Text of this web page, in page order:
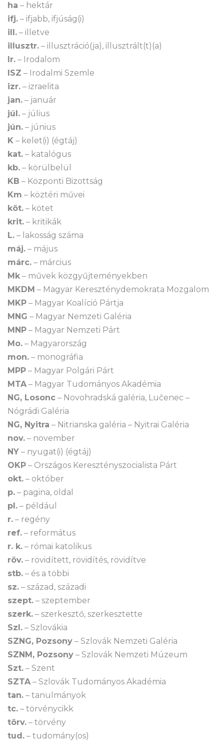
ha – hektár
ifj. – ifjabb, ifjúság(i)
ill. – illetve
illusztr. – illusztráció(ja), illusztrált(t)(a)
Ir. – Irodalom
ISZ – Irodalmi Szemle
izr. – izraelita
jan. – január
júl. – július
jún. – június
K – kelet(i) (égtáj)
kat. – katalógus
kb. – körülbelül
KB – Központi Bizottság
Km – köztéri művei
köt. – kötet
krit. – kritikák
L. – lakosság száma
máj. – május
márc. – március
Mk – művek közgyűjteményekben
MKDM – Magyar Kereszténydemokrata Mozgalom
MKP – Magyar Koalíció Pártja
MNG – Magyar Nemzeti Galéria
MNP – Magyar Nemzeti Párt
Mo. – Magyarország
mon. – monográfia
MPP – Magyar Polgári Párt
MTA– Magyar Tudományos Akadémia
NG, Losonc – Novohradská galéria, Lučenec –
Nógrádi Galéria
NG, Nyitra – Nitrianska galéria – Nyitrai Galéria
nov. – november
NY – nyugat(i) (égtáj)
OKP – Országos Keresztényszocialista Párt
okt. – október
p. – pagina, oldal
pl. – például
r. – regény
ref. – református
r. k. – római katolikus
röv. – rövidített, rövidítés, rövidítve
stb. – és a többi
sz. – század, századi
szept. – szeptember
szerk. – szerkesztő, szerkesztette
Szl. – Szlovákia
SZNG, Pozsony – Szlovák Nemzeti Galéria
SZNM, Pozsony – Szlovák Nemzeti Múzeum
Szt. – Szent
SZTA– Szlovák Tudományos Akadémia
tan. – tanulmányok
tc. – törvénycikk
törv. – törvény
tud. – tudomány(os)